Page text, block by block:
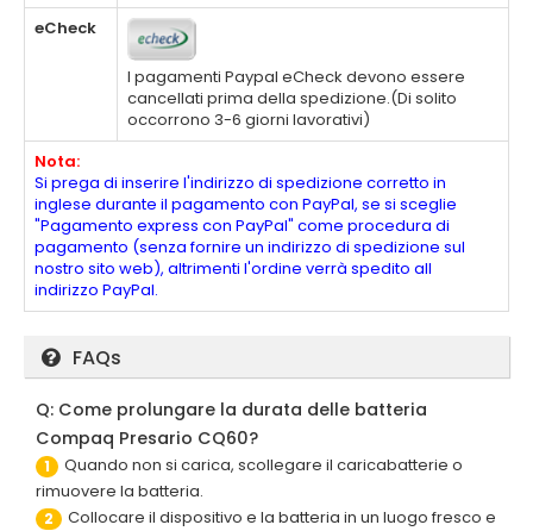
eCheck
I pagamenti Paypal eCheck devono essere
cancellati prima della spedizione.(Di solito
occorrono 3-6 giorni lavorativi)
Nota:
Si prega di inserire l'indirizzo di spedizione corretto in
inglese durante il pagamento con PayPal, se si sceglie
"Pagamento express con PayPal" come procedura di
pagamento (senza fornire un indirizzo di spedizione sul
nostro sito web), altrimenti l'ordine verrà spedito all
indirizzo PayPal.
FAQs
Q: Come prolungare la durata delle batteria
Compaq Presario CQ60?
1
Quando non si carica, scollegare il caricabatterie o
rimuovere la batteria.
2
Collocare il dispositivo e la batteria in un luogo fresco e